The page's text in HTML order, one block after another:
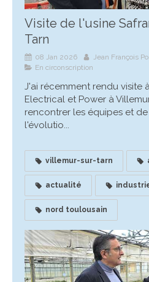
Visite de l'usine
Tarn
08 Jan 2026
Jean François
En circonscription
J'ai récemment rendu visite
Electrical et Power à
rencontrer les équipes et
l'évolutio...
villemur-sur-tarn
actualité
nord toulousain